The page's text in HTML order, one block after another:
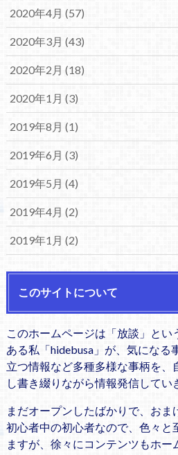
2020年4月 (57)
2020年3月 (43)
2020年2月 (18)
2020年1月 (3)
2019年8月 (1)
2019年6月 (3)
2019年5月 (4)
2019年4月 (2)
2019年1月 (2)
このサイトについて
このホームページは「放談」と
ある私「hidebusa」が、気になる
立つ情報など多種多様な事柄を、
し書き綴りながら情報発信してい
まだオープンしたばかりで、おま
初心者中の初心者なので、色々と
ますが、徐々にコンテンツもホー